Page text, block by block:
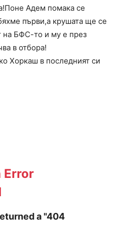
Адем помака се
първи,а крушата ще се
на БФС-то и му е през
в отбора!
Хоркаш в последният си